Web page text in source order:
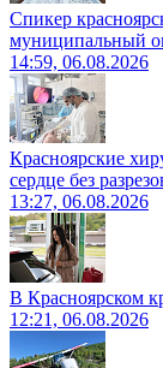
Спикер
муниципальный
14:59, 06.08.2026
Красноярские
сердце без
13:27, 06.08.2026
В Красноярском
12:21, 06.08.2026